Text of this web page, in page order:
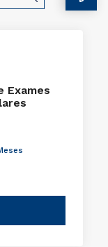
Exames